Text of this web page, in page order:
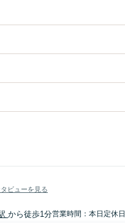
ビューを見る
から徒歩1分営業時間：本日定休日